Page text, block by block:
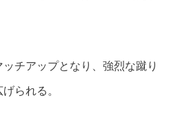
チアップとなり、強烈な蹴り
られる。